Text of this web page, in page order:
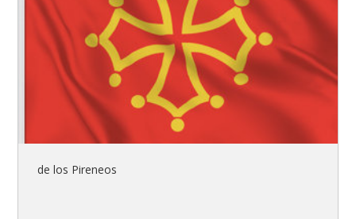
de los Pireneos